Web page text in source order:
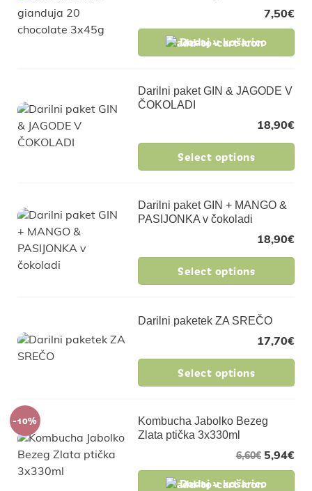
7,50€
Dodaj v košarico
Darilni paket GIN & JAGODE V
ČOKOLADI
18,90€
Select options
Darilni paket GIN + MANGO &
PASIJONKA v čokoladi
18,90€
Select options
Darilni paketek ZA SREČO
17,70€
Select options
-10%
Kombucha Jabolko Bezeg
Zlata ptička 3x330ml
5,94€
6,60€
Dodaj v košarico